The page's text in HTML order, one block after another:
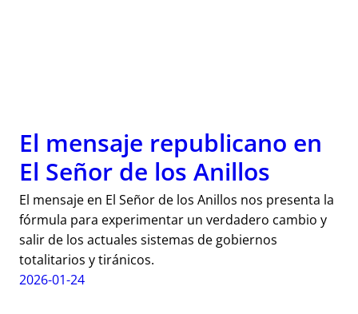
El mensaje republicano en
El Señor de los Anillos
El mensaje en El Señor de los Anillos nos presenta la
fórmula para experimentar un verdadero cambio y
salir de los actuales sistemas de gobiernos
totalitarios y tiránicos.
2026-01-24